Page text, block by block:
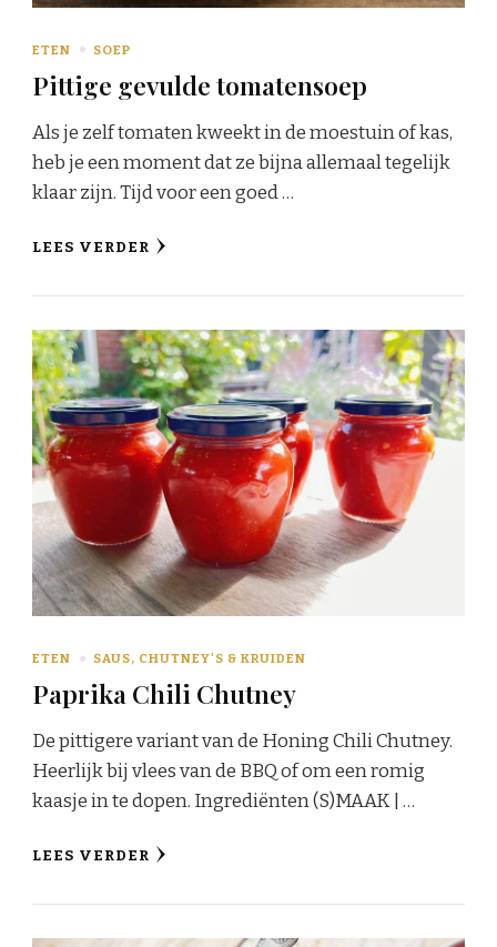
ETEN SOEP
Pittige gevulde tomatensoep
Als je zelf tomaten kweekt in de moestuin of kas,
heb je een moment dat ze bijna allemaal tegelijk
klaar zijn. Tijd voor een goed …
LEES VERDER
ETEN SAUS, CHUTNEY'S & KRUIDEN
Paprika Chili Chutney
De pittigere variant van de Honing Chili Chutney.
Heerlijk bij vlees van de BBQ of om een romig
kaasje in te dopen. Ingrediënten (S)MAAK | …
LEES VERDER